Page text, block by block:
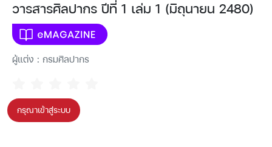
วารสารศิลปากร ปีที่ 1 เล่ม 1 (มิถุนายน 2480)
ผู้แต่ง : กรมศิลปากร
กรุณาเข้าสู่ระบบ